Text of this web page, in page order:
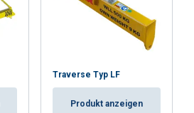
Traverse Typ LF
Produkt anzeigen